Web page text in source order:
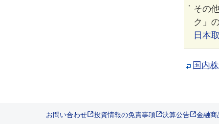
その
ク」
日本
国内
お問い合わせ 投資情報の免責事項 決算公告 金融